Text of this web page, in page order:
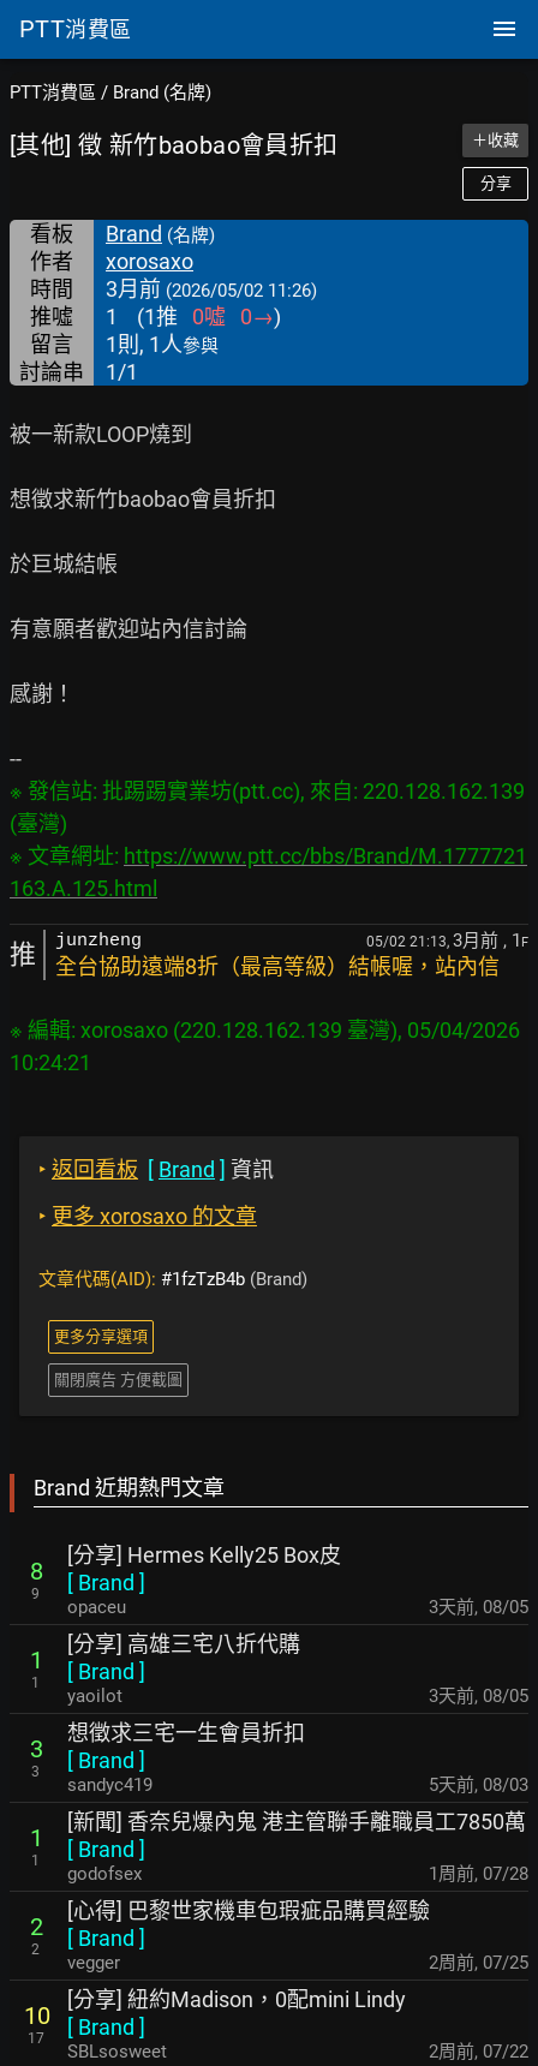
PTT消費區
PTT消費區 / Brand (名牌)
[其他] 徵 新竹baobao會員折扣 ＋收藏
分享
看板 Brand (名牌)
作者
xorosaxo
時間
3月前 (2026/05/02 11:26)
推噓 1 (1推 0噓 0→)
留言
1則, 1人參與
討論串 1/1
被一新款LOOP燒到
想徵求新竹baobao會員折扣
於巨城結帳
有意願者歡迎站內信討論
感謝！
※ 發信站: 批踢踢實業坊(ptt.cc), 來自: 220.128.162.139
(臺灣)
※ 文章網址: https://www.ptt.cc/bbs/Brand/M.1777721
163.A.125.html
推 junzheng 05/02 21:13, 3月前 , 1 F
全台協助遠端8折（最高等級）結帳喔，站內信
※ 編輯: xorosaxo (220.128.162.139 臺灣), 05/04/2026
‣ 返回看板 [ Brand ] 資訊
‣ 更多 xorosaxo 的文章
文章代碼(AID): #1fzTzB4b (Brand)
更多分享選項
關閉廣告 方便截圖
Brand 近期熱門文章
8
9
[分享] Hermes Kelly25 Box皮
[ Brand ]
opaceu 3天前, 08/05
1
1
[分享] 高雄三宅八折代購
[ Brand ]
yaoilot 3天前, 08/05
3
3
想徵求三宅一生會員折扣
[ Brand ]
sandyc419 5天前, 08/03
1
1
[新聞] 香奈兒爆內鬼 港主管聯手離職員工7850萬
[ Brand ]
godofsex 1周前, 07/28
2
2
[心得] 巴黎世家機車包瑕疵品購買經驗
[ Brand ]
vegger 2周前, 07/25
10
17
[分享] 紐約Madison，0配mini Lindy
[ Brand ]
SBLsosweet 2周前, 07/22